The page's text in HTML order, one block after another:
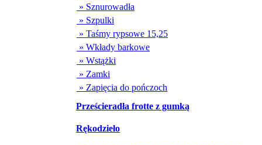
» Sznurowadła
» Szpulki
» Taśmy rypsowe 15,25
» Wkłady barkowe
» Wstążki
» Zamki
» Zapięcia do pończoch
Prześcieradła frotte z gumką
Rękodzieło